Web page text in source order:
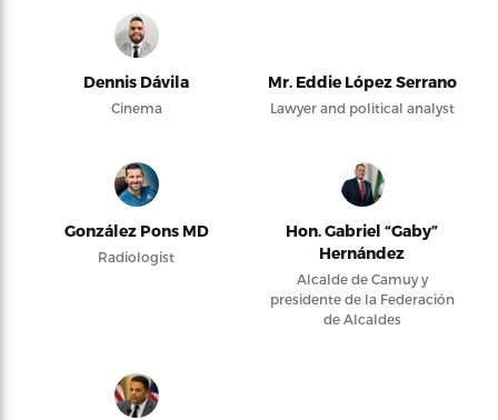
Dennis Dávila
Cinema
Mr. Eddie López Serrano
Lawyer and political analyst
González Pons MD
Radiologist
Hon. Gabriel “Gaby”
Hernández
Alcalde de Camuy y
presidente de la Federación
de Alcaldes